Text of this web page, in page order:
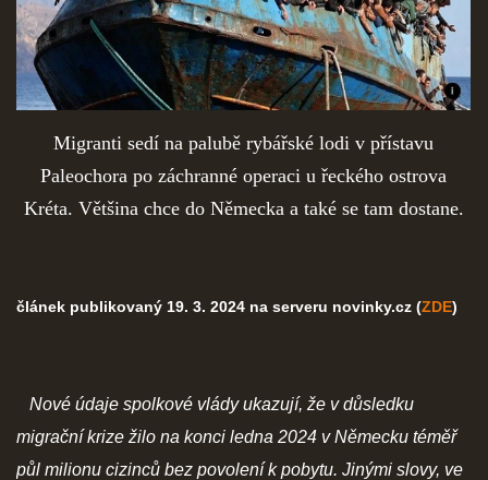
Migranti sedí na palubě rybářské lodi v přístavu
Paleochora po záchranné operaci u řeckého ostrova
Kréta. Většina chce do Německa a také se tam dostane.
článek publikovaný 19. 3. 2024 na serveru novinky.cz (ZDE)
Nové údaje spolkové vlády ukazují, že v důsledku
migrační krize žilo na konci ledna 2024 v Německu téměř
půl milionu cizinců bez povolení k pobytu. Jinými slovy, ve